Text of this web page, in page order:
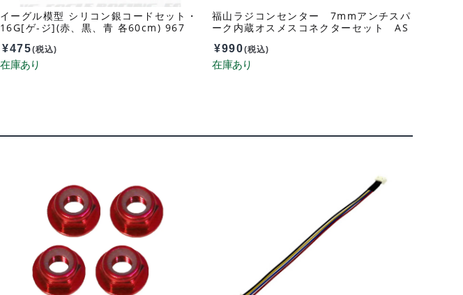
イーグル模型 シリコン銀コードセット・
16G[ゲ-ジ](赤、黒、青 各60cm) 967
¥475(税込)
福山ラジコンセンター 7mmアンチスパ
ーク内蔵オスメスコネクターセット AS
¥990(税込)